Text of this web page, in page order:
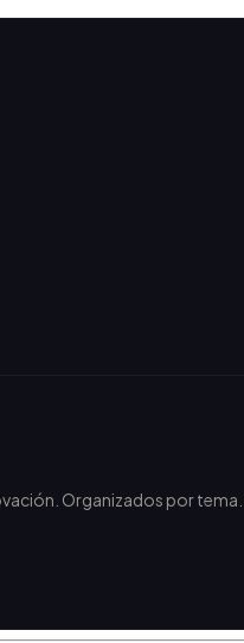
Organizados por tema.